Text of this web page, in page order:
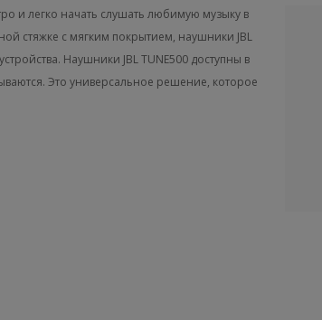
и легко начать слушать любимую музыку в
стяжке с мягким покрытием, наушники JBL
Наушники JBL TUNE500 доступны в
Это универсальное решение, которое